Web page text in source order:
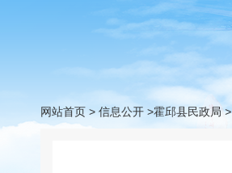
网站首页 > 信息公开 >霍邱县民政局>